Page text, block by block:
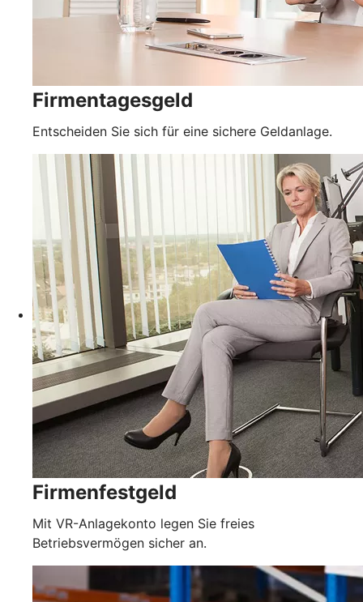
Firmentagesgeld
Entscheiden Sie sich für eine sichere Geldanlage.
Firmenfestgeld
Mit VR-Anlagekonto legen Sie freies
Betriebsvermögen sicher an.